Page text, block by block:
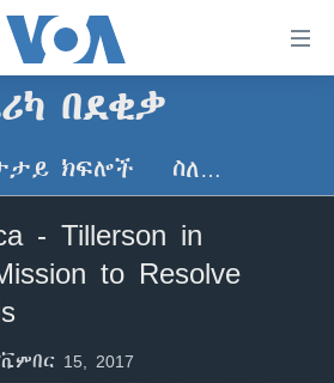
በደቂቃ
ክፍሎች ስለ…
- Tillerson in
to Resolve
15, 2017